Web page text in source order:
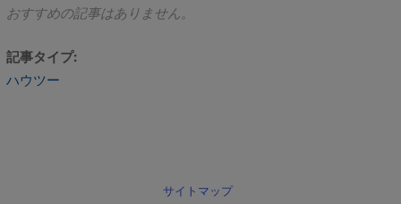
おすすめの記事はありません。
記事タイプ
ハウツー
サイトマップ